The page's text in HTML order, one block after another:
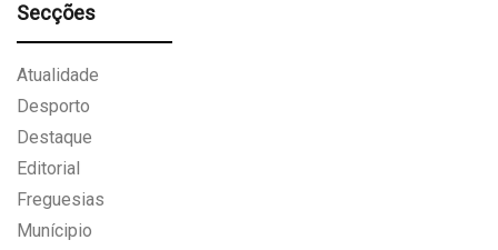
Secções
Atualidade
Desporto
Destaque
Editorial
Freguesias
Munícipio